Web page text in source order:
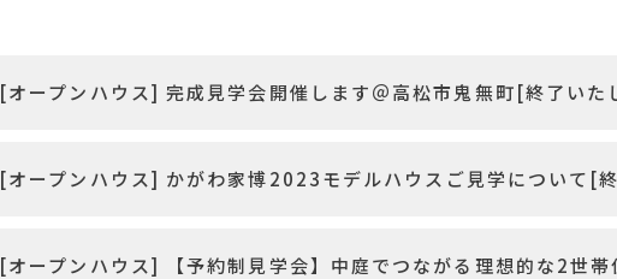
[オープンハウス] 完成見学会開催します＠高松市鬼無町[終了いた
[オープンハウス] かがわ家博2023モデルハウスご見学について[
[オープンハウス] 【予約制見学会】中庭でつながる理想的な2世